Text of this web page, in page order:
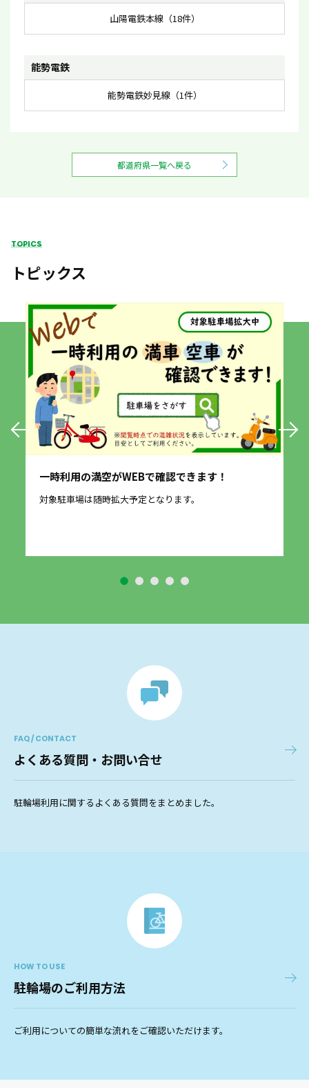
山陽電鉄本線（18件）
能勢電鉄
能勢電鉄妙見線（1件）
都道府県一覧へ戻る
TOPICS
トピックス
一時利用の満空がWEBで確認できます！
対象駐車場は随時拡大予定となります。
FAQ / CONTACT
よくある質問・お問い合せ
駐輪場利用に関するよくある質問をまとめました。
HOW TO USE
駐輪場のご利用方法
ご利用についての簡単な流れをご確認いただけます。